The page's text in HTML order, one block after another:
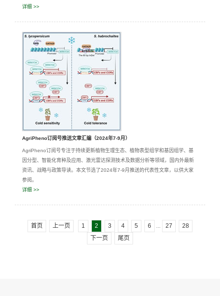
详细 >>
AgriPheno订阅号推送文章汇编（2024年7-9月）
AgriPheno订阅号专注于持续更新植物生理生态、植物表型组学和基因组学、基
因分型、智能化育种及应用、激光雷达探测技术及数据分析等领域，国内外最新
资讯、战略与政策导读。本文节选了2024年7-9月推送的代表性文章，以供大家
参阅。
详细 >>
首页 上一页 1 2 3 4 5 6 27
28
下一页
尾页